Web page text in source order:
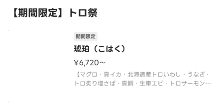
【期間限定】トロ祭
琥珀（こはく）
期間限定
¥6,720〜
【マグロ・真イカ・北海道産トロいわし・うなぎ・
トロ炙り塩さば・真鯛・生車エビ・トロサーモン・